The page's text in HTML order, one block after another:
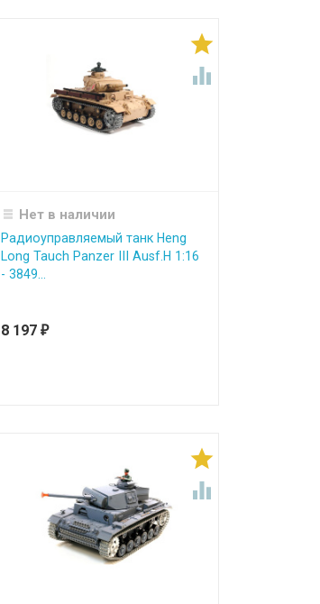


Нет в наличии
Радиоуправляемый танк Heng
Long Tauch Panzer III Ausf.H 1:16
- 3849...
8 197 ₽

